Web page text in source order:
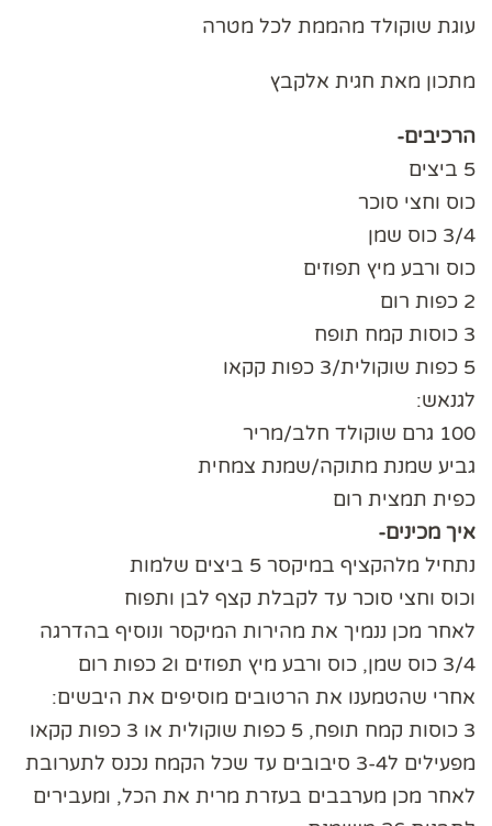
עוגת שוקולד מהממת לכל מטרה
מתכון מאת חגית אלקבץ
הרכיבים-
5 ביצים
כוס וחצי סוכר
3/4 כוס שמן
כוס ורבע מיץ תפוזים
2 כפות רום
3 כוסות קמח תופח
5 כפות שוקולית/3 כפות קקאו
לגנאש:
100 גרם שוקולד חלב/מריר
גביע שמנת מתוקה/שמנת צמחית
כפית תמצית רום
איך מכינים-
נתחיל מלהקציף במיקסר 5 ביצים שלמות
וכוס וחצי סוכר עד לקבלת קצף לבן ותפוח
לאחר מכן ננמיך את מהירות המיקסר ונוסיף בהדרגה
3/4 כוס שמן, כוס ורבע מיץ תפוזים ו2 כפות רום
אחרי שהטמענו את הרטובים מוסיפים את היבשים:
3 כוסות קמח תופח, 5 כפות שוקולית או 3 כפות קקאו
מפעילים ל3-4 סיבובים עד שכל הקמח נכנס לתערובת
לאחר מכן מערבבים בעזרת מרית את הכל, ומעבירים